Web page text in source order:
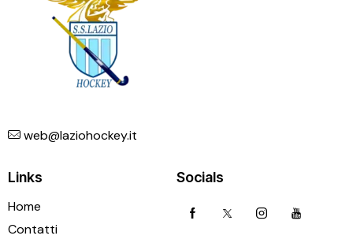
web@laziohockey.it
Links
Home
Contatti
Socials